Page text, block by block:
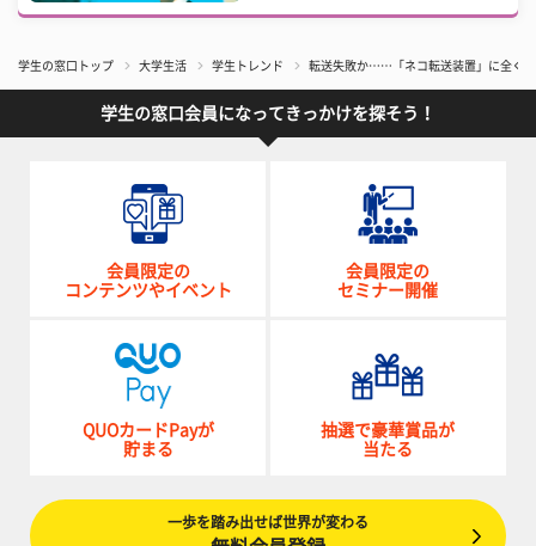
学生の窓口トップ 大学生活 学生トレンド 転送失敗か……「ネコ転送装置」に全く
学生の窓口会員になってきっかけを探そう！
会員限定の
コンテンツやイベント
会員限定の
セミナー開催
QUOカードPayが
貯まる
抽選で豪華賞品が
当たる
一歩を踏み出せば世界が変わる